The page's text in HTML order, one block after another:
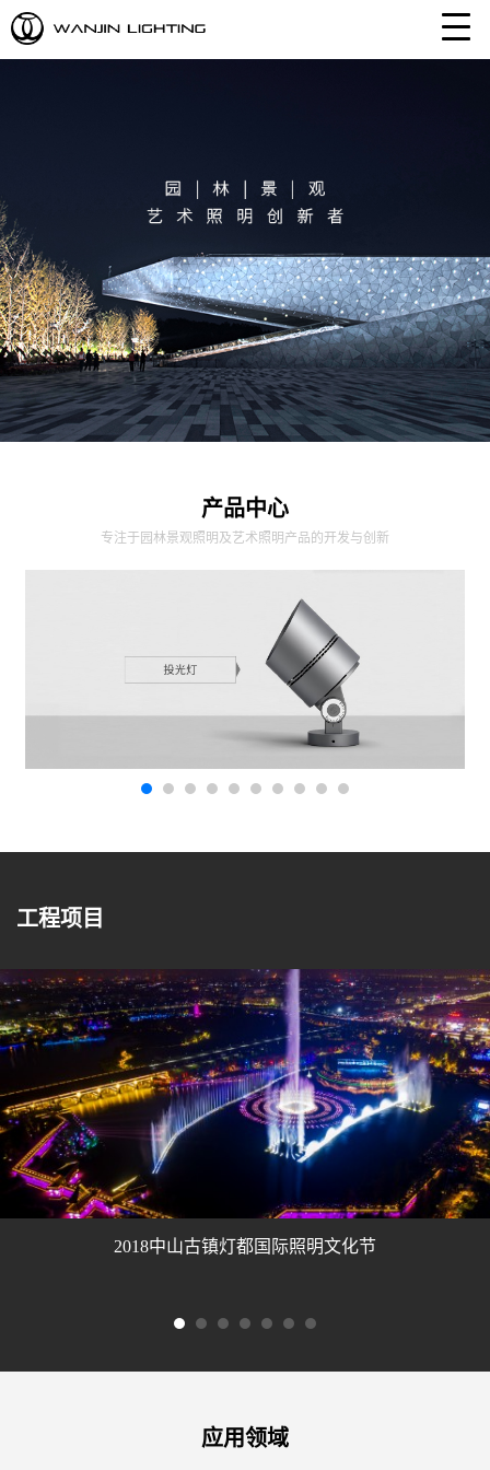
产品中心
专注于园林景观照明及艺术照明产品的开发与创新
工程项目
2018中山古镇灯都国际照明文化节
应用领域